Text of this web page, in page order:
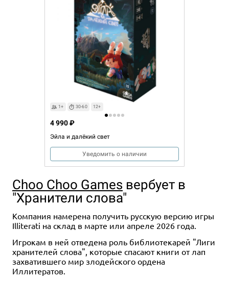
1+ 30-60 12+
Эйла и далёкий свет
4 990 ₽
Уведомить о наличии
Choo Choo Games вербует в
"Хранители слова"
Компания намерена получить русскую версию игры
Illiterati на склад в марте или апреле 2026 года.
Игрокам в ней отведена роль библиотекарей "Лиги
хранителей слова", которые спасают книги от лап
захватившего мир злодейского ордена
Иллитератов.